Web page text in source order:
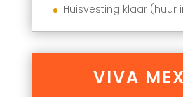
Huisvesting klaar (huur
VIVA